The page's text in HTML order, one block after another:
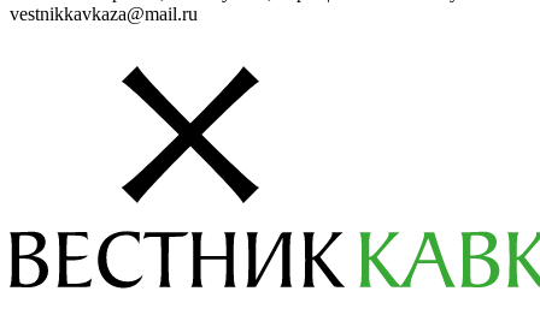
vestnikkavkaza@mail.ru